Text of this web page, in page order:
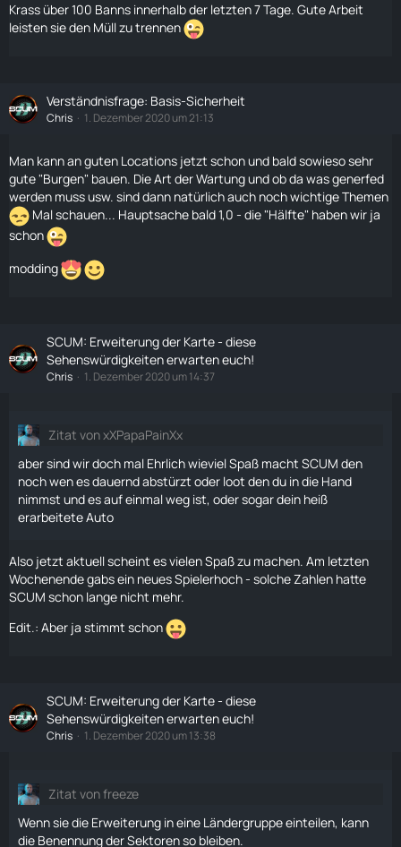
Krass über 100 Banns innerhalb der letzten 7 Tage. Gute Arbeit
leisten sie den Müll zu trennen
Verständnisfrage: Basis-Sicherheit
Chris 1. Dezember 2020 um 21:13
Man kann an guten Locations jetzt schon und bald sowieso sehr
gute "Burgen" bauen. Die Art der Wartung und ob da was generfed
werden muss usw. sind dann natürlich auch noch wichtige Themen
Mal schauen... Hauptsache bald 1,0 - die "Hälfte" haben wir ja
schon
modding
SCUM: Erweiterung der Karte - diese
Sehenswürdigkeiten erwarten euch!
Chris 1. Dezember 2020 um 14:37
Zitat von xXPapaPainXx
aber sind wir doch mal Ehrlich wieviel Spaß macht SCUM den
noch wen es dauernd abstürzt oder loot den du in die Hand
nimmst und es auf einmal weg ist, oder sogar dein heiß
erarbeitete Auto
Also jetzt aktuell scheint es vielen Spaß zu machen. Am letzten
Wochenende gabs ein neues Spielerhoch - solche Zahlen hatte
SCUM schon lange nicht mehr.
Edit.: Aber ja stimmt schon
SCUM: Erweiterung der Karte - diese
Sehenswürdigkeiten erwarten euch!
Chris 1. Dezember 2020 um 13:38
Zitat von freeze
Wenn sie die Erweiterung in eine Ländergruppe einteilen, kann
die Benennung der Sektoren so bleiben.